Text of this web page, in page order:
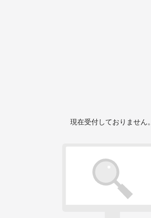
現在受付しておりません。